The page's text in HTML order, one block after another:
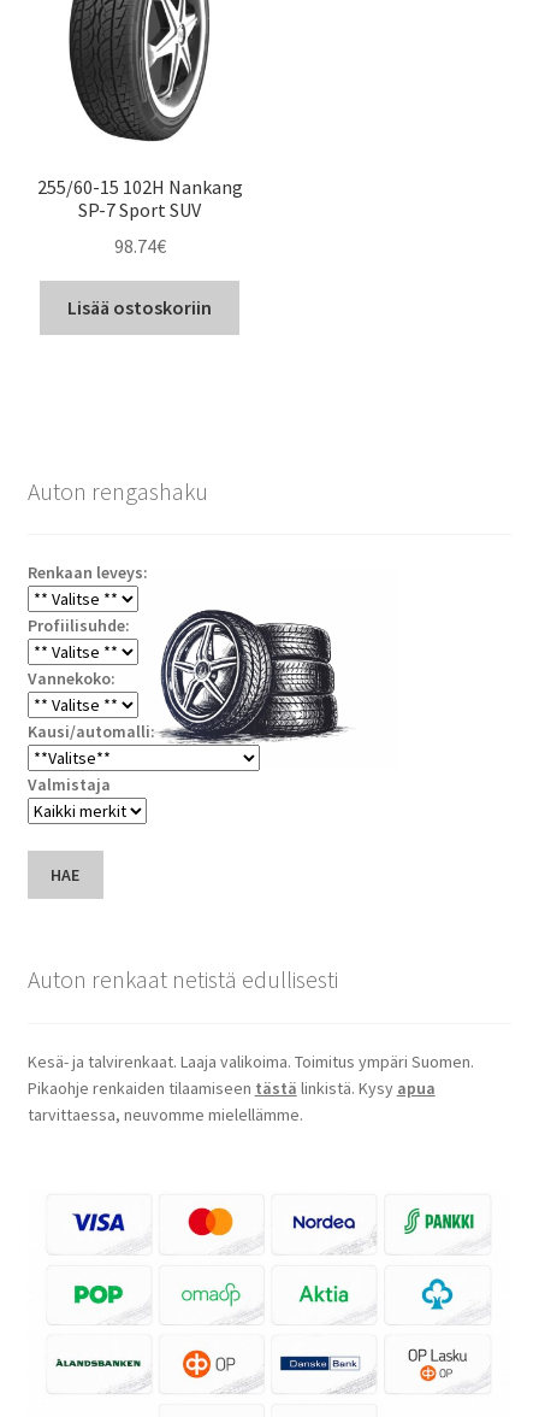
255/60-15 102H Nankang
SP-7 Sport SUV
98.74€
Lisää ostoskoriin
Auton rengashaku
Renkaan leveys:
Profiilisuhde:
Vannekoko:
Kausi/automalli:
Valmistaja
HAE
Auton renkaat netistä edullisesti
Kesä- ja talvirenkaat. Laaja valikoima. Toimitus ympäri Suomen.
Pikaohje renkaiden tilaamiseen tästä linkistä. Kysy apua
tarvittaessa, neuvomme mielellämme.